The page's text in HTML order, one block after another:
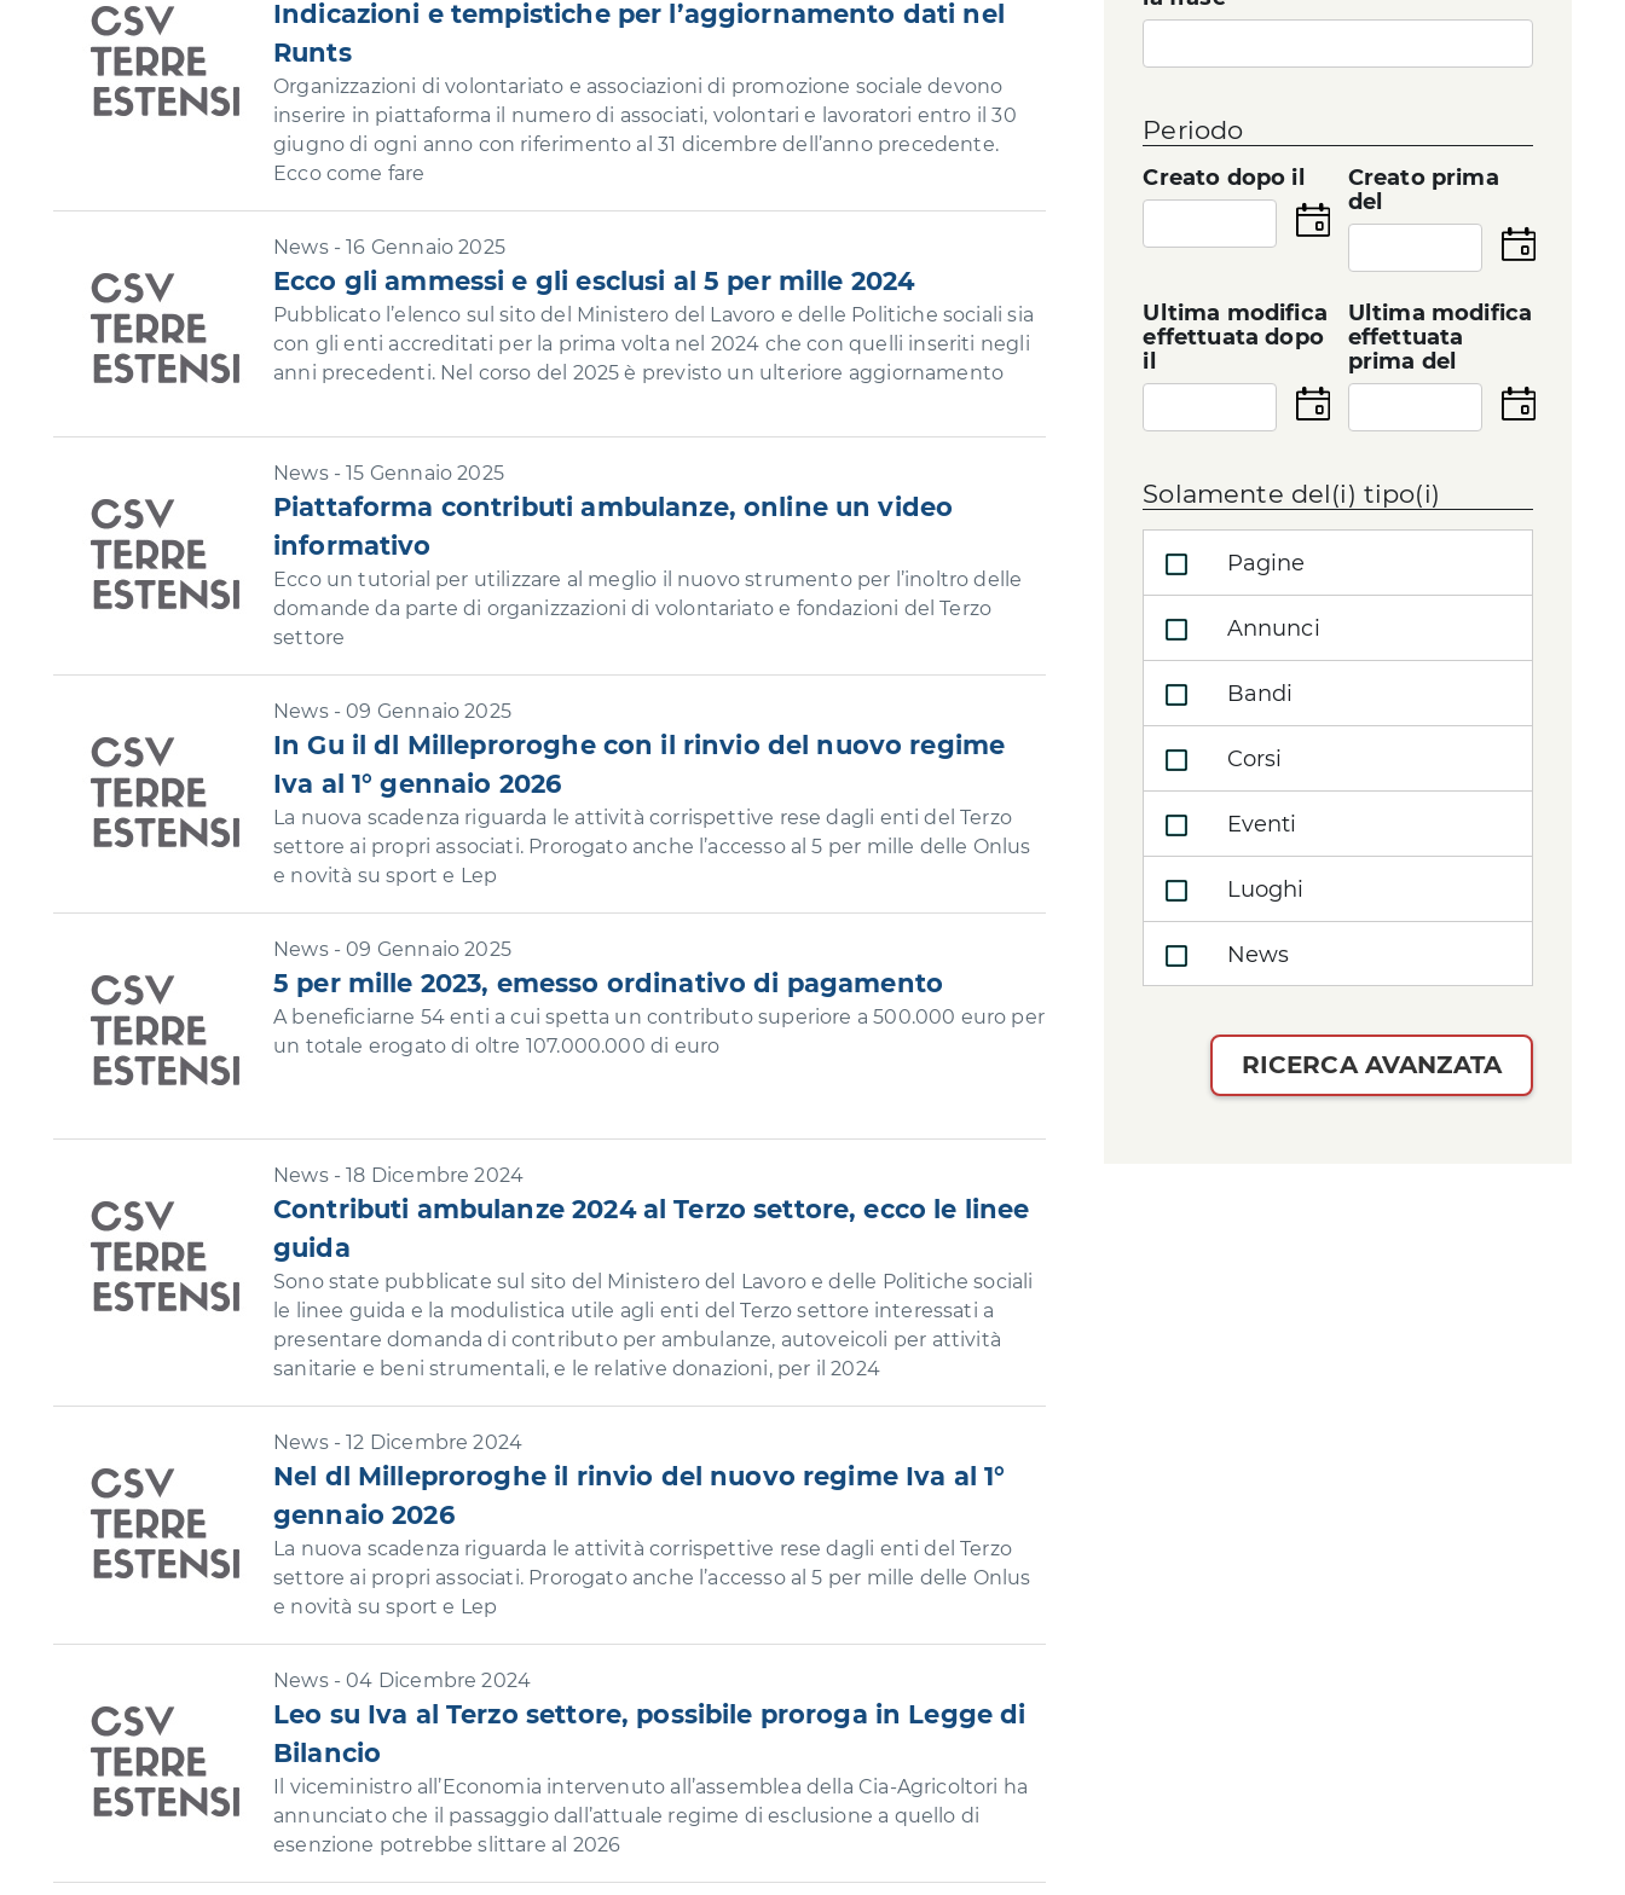
Indicazioni e tempistiche per l’aggiornamento dati nel
Runts
Organizzazioni di volontariato e associazioni di promozione sociale devono
inserire in piattaforma il numero di associati, volontari e lavoratori entro il 30
giugno di ogni anno con riferimento al 31 dicembre dell’anno precedente.
Ecco come fare
News - 16 Gennaio 2025
Ecco gli ammessi e gli esclusi al 5 per mille 2024
Pubblicato l’elenco sul sito del Ministero del Lavoro e delle Politiche sociali sia
con gli enti accreditati per la prima volta nel 2024 che con quelli inseriti negli
anni precedenti. Nel corso del 2025 è previsto un ulteriore aggiornamento
News - 15 Gennaio 2025
Piattaforma contributi ambulanze, online un video
informativo
Ecco un tutorial per utilizzare al meglio il nuovo strumento per l’inoltro delle
domande da parte di organizzazioni di volontariato e fondazioni del Terzo
settore
News - 09 Gennaio 2025
In Gu il dl Milleproroghe con il rinvio del nuovo regime
Iva al 1° gennaio 2026
La nuova scadenza riguarda le attività corrispettive rese dagli enti del Terzo
settore ai propri associati. Prorogato anche l’accesso al 5 per mille delle Onlus
e novità su sport e Lep
News - 09 Gennaio 2025
5 per mille 2023, emesso ordinativo di pagamento
A beneficiarne 54 enti a cui spetta un contributo superiore a 500.000 euro per
un totale erogato di oltre 107.000.000 di euro
News - 18 Dicembre 2024
Contributi ambulanze 2024 al Terzo settore, ecco le linee
guida
Sono state pubblicate sul sito del Ministero del Lavoro e delle Politiche sociali
le linee guida e la modulistica utile agli enti del Terzo settore interessati a
presentare domanda di contributo per ambulanze, autoveicoli per attività
sanitarie e beni strumentali, e le relative donazioni, per il 2024
News - 12 Dicembre 2024
Nel dl Milleproroghe il rinvio del nuovo regime Iva al 1°
gennaio 2026
La nuova scadenza riguarda le attività corrispettive rese dagli enti del Terzo
settore ai propri associati. Prorogato anche l’accesso al 5 per mille delle Onlus
e novità su sport e Lep
News - 04 Dicembre 2024
Leo su Iva al Terzo settore, possibile proroga in Legge di
Bilancio
Il viceministro all’Economia intervenuto all’assemblea della Cia-Agricoltori ha
annunciato che il passaggio dall’attuale regime di esclusione a quello di
esenzione potrebbe slittare al 2026
Periodo
Creato dopo il
Seleziona
la
Creato prima
del
Seleziona
la
Ultima modifica
effettuata dopo
il
Seleziona
la
Ultima modifica
effettuata
prima del
Seleziona
la
Solamente del(i) tipo(i)
Pagine
Annunci
Bandi
Corsi
Eventi
Luoghi
News
RICERCA AVANZATA